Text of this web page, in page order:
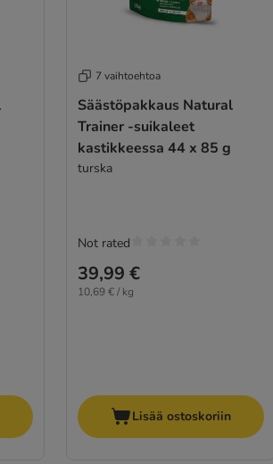
7 vaihtoehtoa
Säästöpakkaus Natural
Trainer -suikaleet
kastikkeessa 44 x 85 g
turska
39,99 €
10,69 € / kg
Not rated
Lisää ostoskoriin